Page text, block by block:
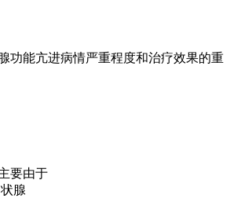
功能亢进病情严重程度和治疗效果的重
要由于
腺